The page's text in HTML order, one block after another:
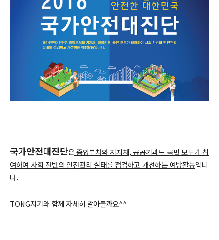
국가안전대진단은중앙부처와 지자체, 공공기과느 국민 모두가 참
여하여 사회 전반의 안전관리 실태를 점검하고 개선하는 예방활동입니
다.
TONG지기와 함께 자세히 알아볼까요^^